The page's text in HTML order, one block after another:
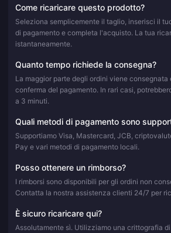
Come ricaricare questo prodotto?
Seleziona semplicemente il taglio, inserisci il
di pagamento e completa l'acquisto. La tua
istantaneamente.
Quanto tempo richiede la consegna?
La maggior parte degli ordini viene consegnata
conferma del pagamento. In rari casi,
a 3 minuti.
Quali metodi di pagamento sono
Supportiamo Visa, Mastercard, JCB,
Pay e vari metodi di pagamento locali.
Posso ottenere un rimborso?
I rimborsi sono disponibili per gli ordini non
Contatta la nostra assistenza clienti 24/7 per
È sicuro ricaricare qui?
Assolutamente sì. Utilizziamo una crittografia